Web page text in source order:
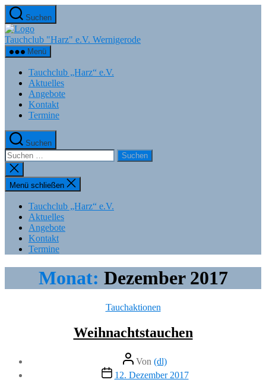
Zum
Inhalt
springen
Suchen
Tauchclub "Harz" e.V. Wernigerode
Menü
Tauchclub „Harz“ e.V.
Aktuelles
Angebote
Kontakt
Termine
Suchen
Suchen
nach:
Suche
schließen
Menü schließen
Tauchclub „Harz“ e.V.
Aktuelles
Angebote
Kontakt
Termine
Monat: Dezember 2017
Kategorien
Tauchaktionen
Weihnachtstauchen
Beitragsautor
Von (dl)
Veröffentlichungsdatum
12. Dezember 2017